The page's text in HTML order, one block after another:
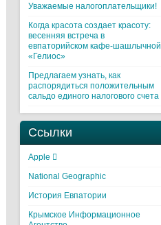
Уважаемые налогоплательщики!
Когда красота создает красоту:
весенняя встреча в
евпаторийском кафе-шашлычной
«Гелиос»
Предлагаем узнать, как
распорядиться положительным
сальдо единого налогового счета
Ссылки
Apple 
National Geographic
История Евпатории
Крымское Информационное